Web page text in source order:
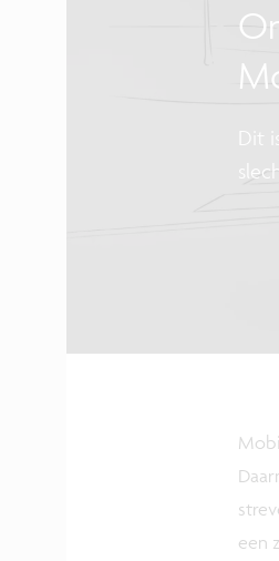
Dit
een